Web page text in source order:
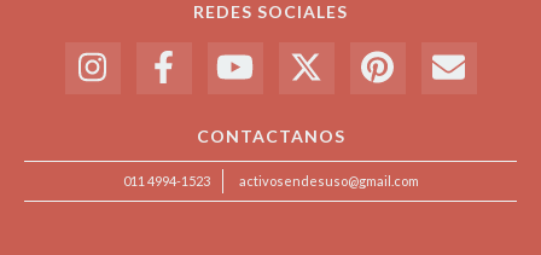
REDES SOCIALES
CONTACTANOS
011 4994-1523 activosendesuso@gmail.com